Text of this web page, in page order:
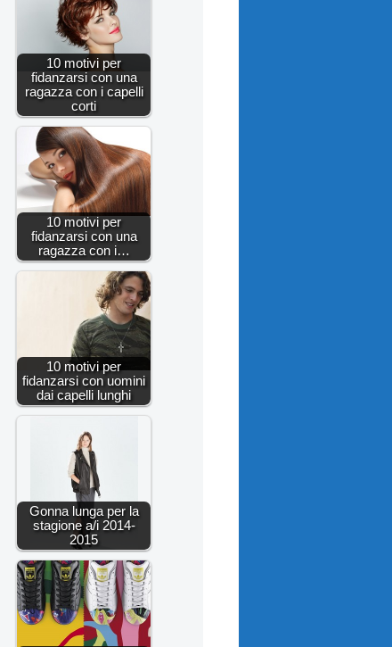
10 motivi per
fidanzarsi con una
ragazza con i capelli
corti
10 motivi per
fidanzarsi con una
ragazza con i…
10 motivi per
fidanzarsi con uomini
dai capelli lunghi
Gonna lunga per la
stagione a/i 2014-
2015